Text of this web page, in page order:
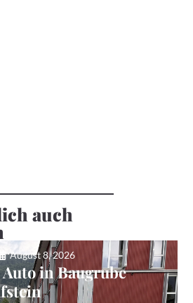
auch
August 8, 2026
in Baugrube